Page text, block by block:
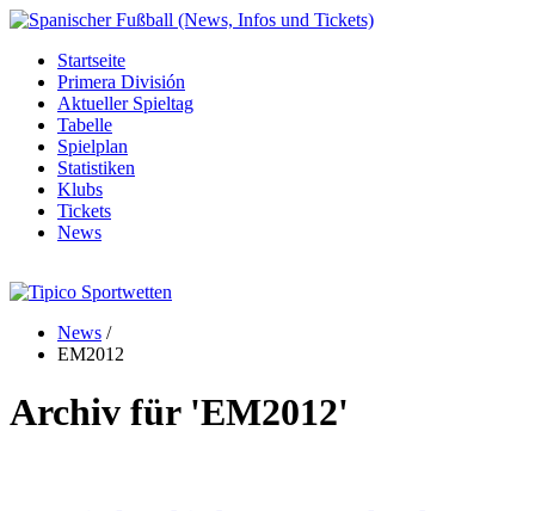
Startseite
Primera División
Aktueller Spieltag
Tabelle
Spielplan
Statistiken
Klubs
Tickets
News
News /
EM2012
Archiv für 'EM2012'